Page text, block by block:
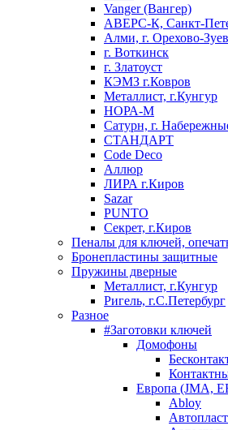
Vanger (Вангер)
АВЕРС-К, Санкт-
Алми, г. Орехово-
г. Воткинск
г. Златоуст
КЭМЗ г.Ковров
Металлист, г.Кунгур
НОРА-М
Сатурн, г.
СТАНДАРТ
Code Deco
Аллюр
ЛИРА г.Киров
Sazar
PUNTO
Секрет, г.Киров
Пеналы для ключей,
Бронепластины защитные
Пружины дверные
Металлист, г.Кунгур
Ригель, г.С.Петербург
Разное
#Заготовки ключей
Домофоны
Европа (JMA,
Abloy